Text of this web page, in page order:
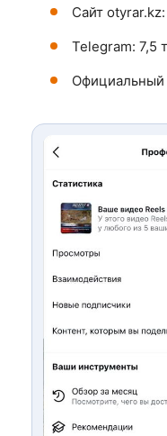
Сайт
Telegram: 7,5
Официальный